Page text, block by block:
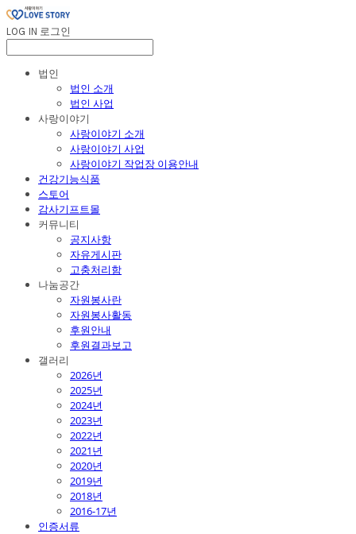
LOG IN 로그인
법인
법인 소개
법인 사업
사랑이야기
사랑이야기 소개
사랑이야기 사업
사랑이야기 작업장 이용안내
건강기능식품
스토어
감사기프트몰
커뮤니티
공지사항
자유게시판
고충처리함
나눔공간
자원봉사란
자원봉사활동
후원안내
후원결과보고
갤러리
2026년
2025년
2024년
2023년
2022년
2021년
2020년
2019년
2018년
2016-17년
인증서류